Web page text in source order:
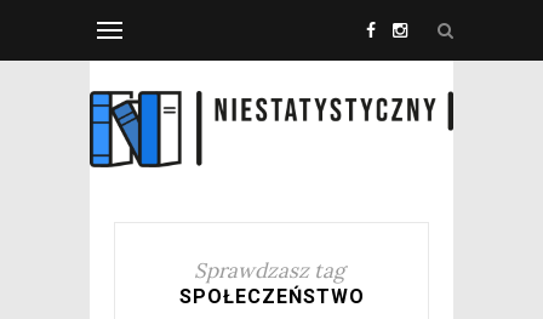
Sprawdzasz tag
SPOŁECZEŃSTWO